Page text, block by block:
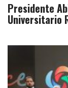
Presidente
Universitario